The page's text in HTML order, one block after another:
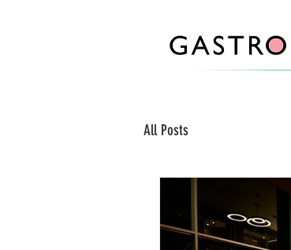
All Posts